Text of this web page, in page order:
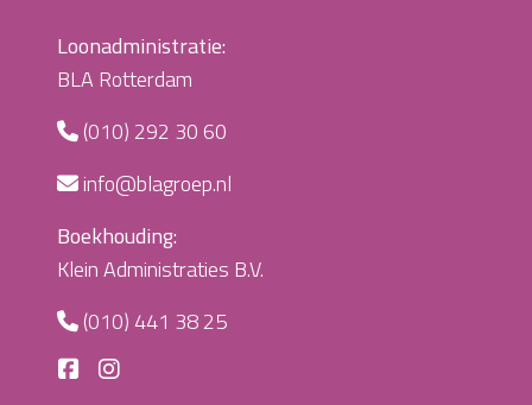
Loonadministratie:
BLA Rotterdam
(010) 292 30 60
info@blagroep.nl
Boekhouding:
Klein Administraties B.V.
(010) 441 38 25